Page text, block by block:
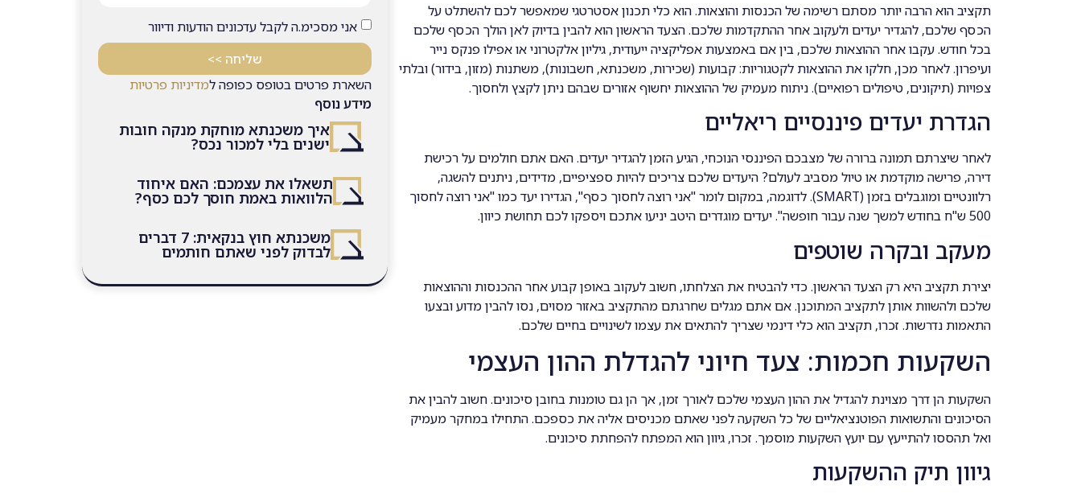
אני מסכימ.ה לקבל עדכונים הודעות ודיוור
שליחה >>
השארת פרטים בטופס כפופה למדיניות פרטיות
מידע נוסף
איך משכנתא מוחקת מנקה חובות
ישנים בלי למכור נכס?
תשאלו את עצמכם: האם איחוד
הלוואות באמת חוסך לכם כסף?
משכנתא חוץ בנקאית: 7 דברים
לבדוק לפני שאתם חותמים
תקציב הוא הרבה יותר מסתם רשימה של הכנסות והוצאות. הוא כלי תכנון אסטרטגי שמאפשר לכם להשתלט על
הכסף שלכם, להגדיר יעדים ולעקוב אחר ההתקדמות שלכם. הצעד הראשון הוא להבין בדיוק לאן הולך הכסף שלכם
בכל חודש. עקבו אחר ההוצאות שלכם, בין אם באמצעות אפליקציה ייעודית, גיליון אלקטרוני או אפילו פנקס נייר
ועיפרון. לאחר מכן, חלקו את ההוצאות לקטגוריות: קבועות (שכירות, משכנתא, חשבונות), משתנות (מזון, בידור) ובלתי
צפויות (תיקונים, טיפולים רפואיים). ניתוח מעמיק של ההוצאות יחשוף אזורים שבהם ניתן לקצץ ולחסוך.
הגדרת יעדים פיננסיים ריאליים
לאחר שיצרתם תמונה ברורה של מצבכם הפיננסי הנוכחי, הגיע הזמן להגדיר יעדים. האם אתם חולמים על רכישת
דירה, פרישה מוקדמת או טיול מסביב לעולם? היעדים שלכם צריכים להיות ספציפיים, מדידים, ניתנים להשגה,
רלוונטיים ומוגבלים בזמן (SMART). לדוגמה, במקום לומר "אני רוצה לחסוך כסף", הגדירו יעד כמו "אני רוצה לחסוך
500 ש"ח בחודש למשך שנה עבור חופשה". יעדים מוגדרים היטב יניעו אתכם ויספקו לכם תחושת כיוון.
מעקב ובקרה שוטפים
יצירת תקציב היא רק הצעד הראשון. כדי להבטיח את הצלחתו, חשוב לעקוב באופן קבוע אחר ההכנסות וההוצאות
שלכם ולהשוות אותן לתקציב המתוכנן. אם אתם מגלים שחרגתם מהתקציב באזור מסוים, נסו להבין מדוע ובצעו
התאמות נדרשות. זכרו, תקציב הוא כלי דינמי שצריך להתאים את עצמו לשינויים בחיים שלכם.
השקעות חכמות: צעד חיוני להגדלת ההון העצמי
השקעות הן דרך מצוינת להגדיל את ההון העצמי שלכם לאורך זמן, אך הן גם טומנות בחובן סיכונים. חשוב להבין את
הסיכונים והתשואות הפוטנציאליים של כל השקעה לפני שאתם מכניסים אליה את כספכם. התחילו במחקר מעמיק
ואל תהססו להתייעץ עם יועץ השקעות מוסמך. זכרו, גיוון הוא המפתח להפחתת סיכונים.
גיוון תיק ההשקעות